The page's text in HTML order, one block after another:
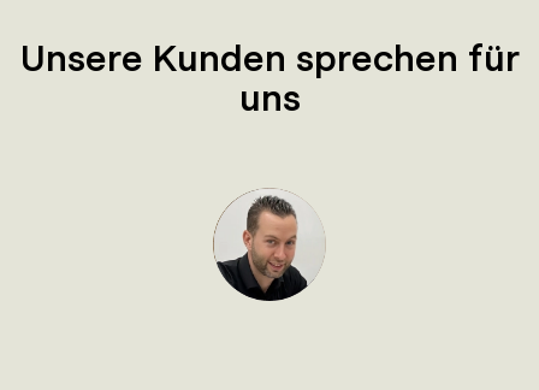
Unsere Kunden sprechen für
uns